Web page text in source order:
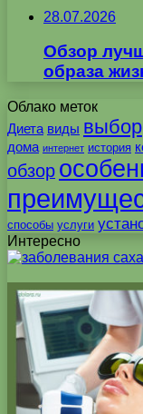
28.07.2026
Обзор
образа
Облако меток
Диета виды выбор
дома интернет история
обзор
способы услуги
Интересно